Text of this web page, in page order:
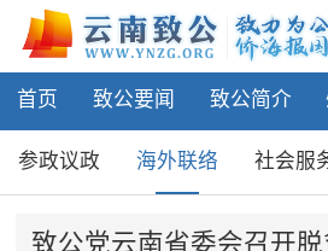
网站导航
首页
致公要闻
首页 致公要闻 致公简介
参政议政 海外联络 社会服
致公党云南省委会召开